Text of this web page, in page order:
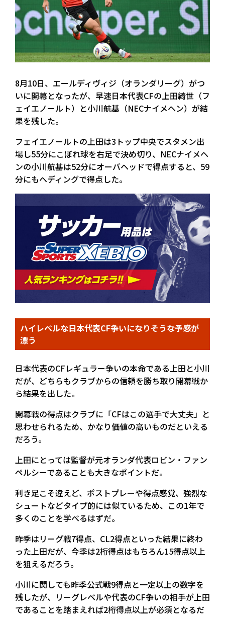
8月10日、エールディヴィジ（オランダリーグ）がつ
いに開幕となったが、早速日本代表CFの上田綺世（フ
ェイエノールト）と小川航基（NECナイメヘン）が結
果を残した。
フェイエノールトの上田は3トップ中央でスタメン出
場し55分にこぼれ球を右足で決め切り、NECナイメヘ
ンの小川航基は52分にオーバヘッドで得点すると、59
分にもヘディングで得点した。
ハイレベルな日本代表CF争いになりそうな予感が
漂う
日本代表のCFレギュラー争いの本命である上田と小川
だが、どちらもクラブからの信頼を勝ち取り開幕戦か
ら結果を出した。
開幕戦の得点はクラブに「CFはこの選手で大丈夫」と
思わせられるため、かなり価値の高いものだといえる
だろう。
上田にとっては監督が元オランダ代表ロビン・ファン
ペルシーであることも大きなポイントだ。
利き足こそ違えど、ポストプレーや得点感覚、強烈な
シュートなどタイプ的には似ているため、この1年で
多くのことを学べるはずだ。
昨季はリーグ戦7得点、CL2得点といった結果に終わ
った上田だが、今季は2桁得点はもちろん15得点以上
を狙えるだろう。
小川に関しても昨季公式戦9得点と一定以上の数字を
残したが、リーグレベルや代表のCF争いの相手が上田
であることを踏まえれば2桁得点以上が必須となるだ